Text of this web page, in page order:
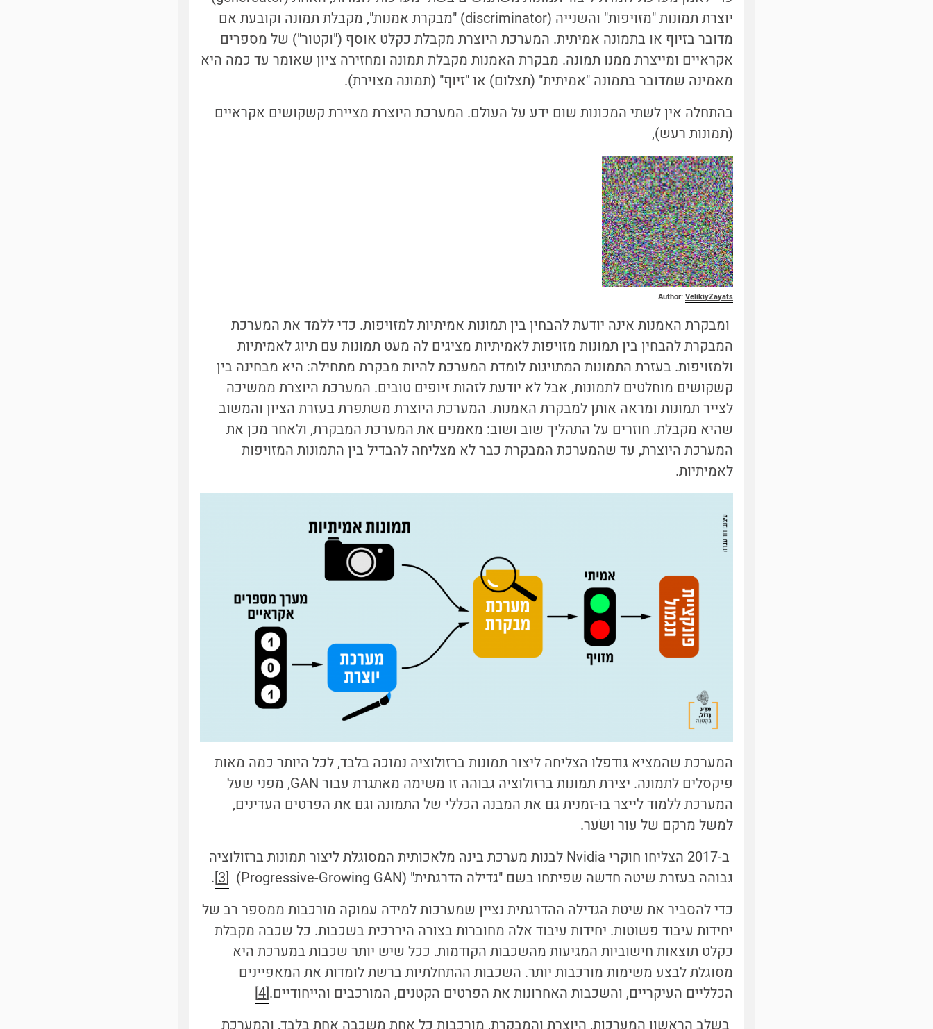
יוצרת תמונות "מזויפות" והשנייה (discriminator) "מבקרת אמנות", מקבלת תמונה וקובעת אם
מדובר בזיוף או בתמונה אמיתית. המערכת היוצרת מקבלת כקלט אוסף ("וקטור") של מספרים
אקראיים ומייצרת ממנו תמונה. מבקרת האמנות מקבלת תמונה ומחזירה ציון שאומר עד כמה היא
מאמינה שמדובר בתמונה "אמיתית" (תצלום) או "זיוף" (תמונה מצוירת).
בהתחלה אין לשתי המכונות שום ידע על העולם. המערכת היוצרת מציירת קשקושים אקראיים
(תמונות רעש),
Author: VelikiyZayats
ומבקרת האמנות אינה יודעת להבחין בין תמונות אמיתיות למזויפות. כדי ללמד את המערכת
המבקרת להבחין בין תמונות מזויפות לאמיתיות מציגים לה מעט תמונות עם תיוג לאמיתיות
ולמזויפות. בעזרת התמונות המתויגות לומדת המערכת להיות מבקרת מתחילה: היא מבחינה בין
קשקושים מוחלטים לתמונות, אבל לא יודעת לזהות זיופים טובים. המערכת היוצרת ממשיכה
לצייר תמונות ומראה אותן למבקרת האמנות. המערכת היוצרת משתפרת בעזרת הציון והמשוב
שהיא מקבלת. חוזרים על התהליך שוב ושוב: מאמנים את המערכת המבקרת, ולאחר מכן את
המערכת היוצרת, עד שהמערכת המבקרת כבר לא מצליחה להבדיל בין התמונות המזויפות
לאמיתיות.
המערכת שהמציא גודפלו הצליחה ליצור תמונות ברזולוציה נמוכה בלבד, לכל היותר כמה מאות
פיקסלים לתמונה. יצירת תמונות ברזולוציה גבוהה זו משימה מאתגרת עבור GAN, מפני שעל
המערכת ללמוד לייצר בו-זמנית גם את המבנה הכללי של התמונה וגם את הפרטים העדינים,
למשל מרקם של עור ושׂער.
ב-2017 הצליחו חוקרי
Nvidia לבנות מערכת בינה מלאכותית המסוגלת ליצור תמונות ברזולוציה
גבוהה בעזרת שיטה חדשה שפיתחו בשם "גדילה הדרגתית" (Progressive-Growing GAN)
[3]
.
כדי להסביר את שיטת הגדילה ההדרגתית נציין שמערכות למידה עמוקה מורכבות ממספר רב של
יחידות עיבוד פשוטות. יחידות עיבוד אלה מחוברות בצורה היררכית בשכבות. כל שכבה מקבלת
כקלט תוצאות חישוביות המגיעות מהשכבות הקודמות. ככל שיש יותר שכבות במערכת היא
מסוגלת לבצע משימות מורכבות יותר. השכבות ההתחלתיות ברשת לומדות את המאפיינים
הכלליים העיקריים, והשכבות האחרונות את הפרטים הקטנים, המורכבים והייחודיים.[4]